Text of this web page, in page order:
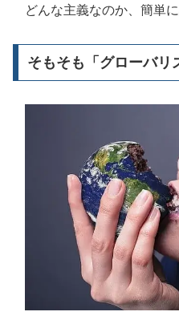
どんな主義なのか、簡単
そもそも「グローバリ